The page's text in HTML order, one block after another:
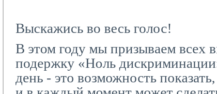
Выскажись во весь голос!
В этом году мы призываем всех
подержку «Ноль
день - это возможность